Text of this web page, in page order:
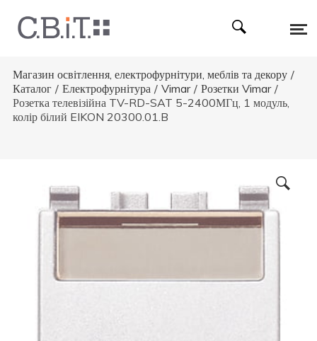
Магазин освітлення, електрофурнітури, меблів та декору /
Каталог / Електрофурнітура / Vimar / Розетки Vimar /
Розетка телевізійна TV-RD-SAT 5-2400МГц, 1 модуль,
колір білий EIKON 20300.01.B